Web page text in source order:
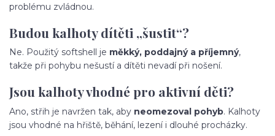
problému zvládnou.
Budou kalhoty dítěti „šustit“?
Ne. Použitý softshell je měkký, poddajný a příjemný,
takže při pohybu nešustí a dítěti nevadí při nošení.
Jsou kalhoty vhodné pro aktivní děti?
Ano, střih je navržen tak, aby neomezoval pohyb. Kalhoty
jsou vhodné na hřiště, běhání, lezení i dlouhé procházky.